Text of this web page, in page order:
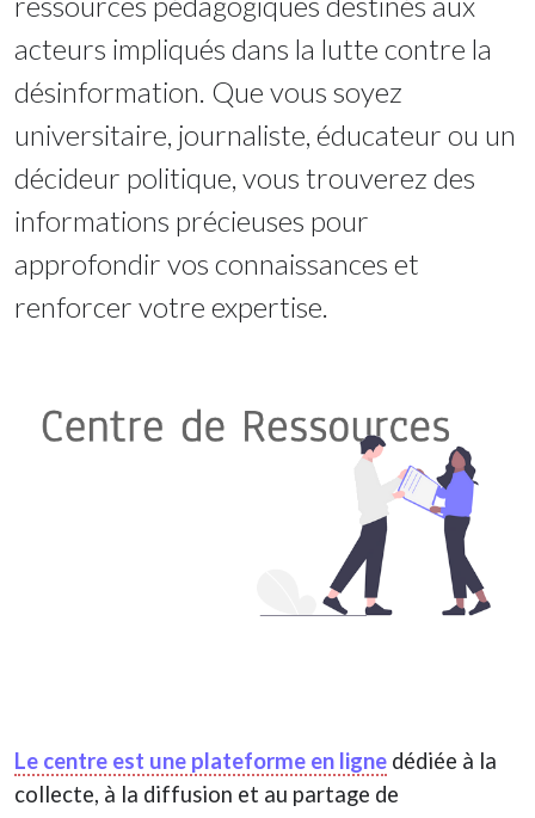
acteurs impliqués dans la lutte contre la
désinformation. Que vous soyez
universitaire, journaliste, éducateur ou un
décideur politique, vous trouverez des
informations précieuses pour
approfondir vos connaissances et
renforcer votre expertise.
Le centre est une plateforme en ligne dédiée à la
collecte, à la diffusion et au partage de